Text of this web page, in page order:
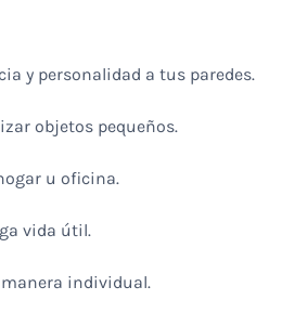
y personalidad a tus paredes.
objetos pequeños.
u oficina.
vida útil.
individual.